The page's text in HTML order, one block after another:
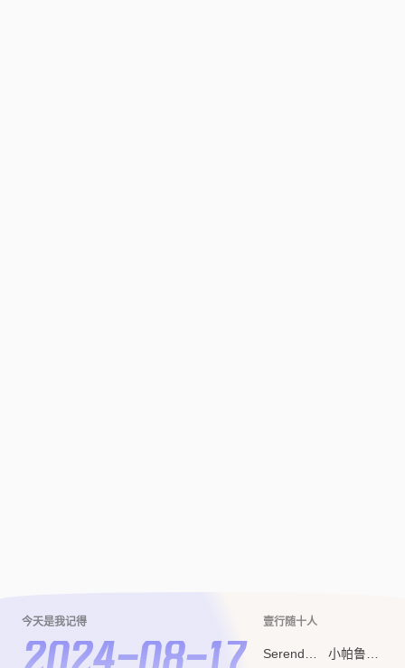
今天是我记得 壹行随十人